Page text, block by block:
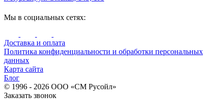
Мы в социальных сетях:
Доставка и оплата
Политика конфиденциальности и обработки персональных
данных
Карта сайта
Блог
© 1996 - 2026 ООО «СМ Русойл»
Заказать звонок